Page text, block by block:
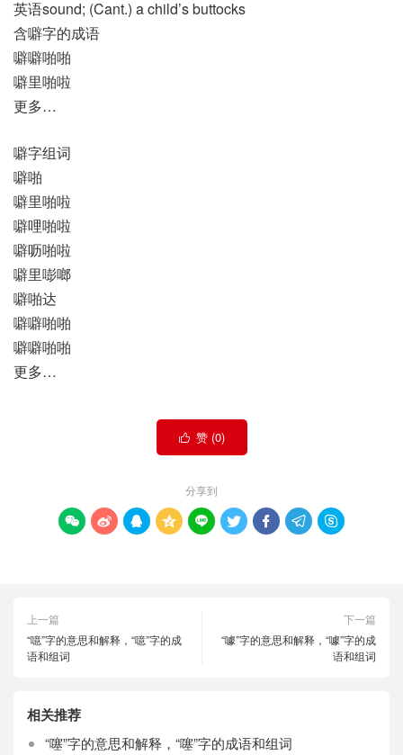
英语sound; (Cant.) a child’s buttocks
含噼字的成语
噼噼啪啪
噼里啪啦
更多…
噼字组词
噼啪
噼里啪啦
噼哩啪啦
噼呖啪啦
噼里嘭啷
噼啪达
噼噼啪啪
噼噼啪啪
更多…
 赞 (0)
分享到
        
上一篇
“噫”字的意思和解释，“噫”字的成
语和组词
下一篇
“噱”字的意思和解释，“噱”字的成
语和组词
相关推荐
“噻”字的意思和解释，“噻”字的成语和组词